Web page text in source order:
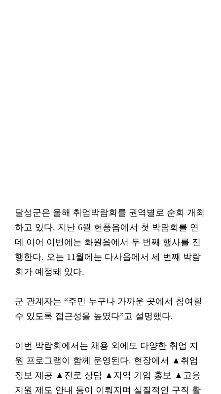
달성군은 올해 취업박람회를 권역별로 순회 개최
하고 있다. 지난 6월 현풍읍에서 첫 박람회를 연
데 이어 이번에는 화원읍에서 두 번째 행사를 진
행한다. 오는 11월에는 다사읍에서 세 번째 박람
회가 예정돼 있다.
군 관계자는 “주민 누구나 가까운 곳에서 참여할
수 있도록 접근성을 높였다”고 설명했다.
이번 박람회에서는 채용 외에도 다양한 취업 지
원 프로그램이 함께 운영된다. 현장에서 ▲취업
정보 제공 ▲진로 상담 ▲지역 기업 홍보 ▲고용
지원 제도 안내 등이 이뤄지며 실질적인 구직 활